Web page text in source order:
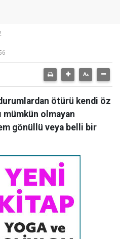
ötürü kendi öz
mümkün olmayan
gönüllü veya belli bir